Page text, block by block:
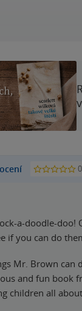
0
a-doodle-doo!
if you can do
Mr. Brown can
and fun book
children all